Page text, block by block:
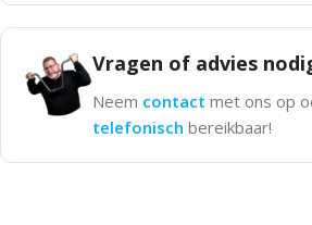
Vragen of advies
Neem contact met ons op
telefonisch bereikbaar!